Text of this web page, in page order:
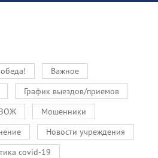
Важное
График выездов/приемов
Мошенники
Новости учреждения
covid-19